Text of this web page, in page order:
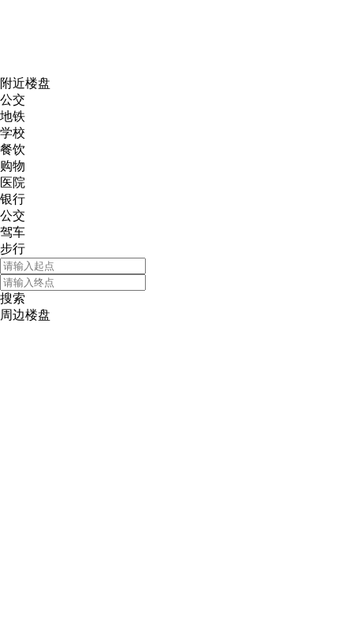
附近楼盘
公交
地铁
学校
餐饮
购物
医院
银行
公交
驾车
步行
搜索
周边楼盘